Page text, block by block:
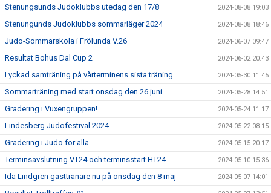
Stenungsunds Judoklubbs utedag den 17/8 2024-08-08 19:03
Stenungunds Judoklubbs sommarläger 2024 2024-08-08 18:46
Judo-Sommarskola i Frölunda V.26 2024-06-07 09:47
Resultat Bohus Dal Cup 2 2024-06-02 20:43
Lyckad samträning på vårterminens sista träning. 2024-05-30 11:45
Sommarträning med start onsdag den 26 juni. 2024-05-28 14:51
Gradering i Vuxengruppen! 2024-05-24 11:17
Lindesberg Judofestival 2024 2024-05-22 08:15
Gradering i Judo för alla 2024-05-15 20:17
Terminsavslutning VT24 och terminsstart HT24 2024-05-10 15:36
Ida Lindgren gästtränare nu på onsdag den 8 maj 2024-05-07 14:01